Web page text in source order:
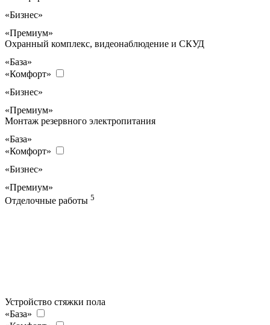
«Бизнес»
«Премиум»
Охранный комплекс, видеонаблюдение и СКУД
«База»
«Комфорт»
«Бизнес»
«Премиум»
Монтаж резервного электропитания
«База»
«Комфорт»
«Бизнес»
«Премиум»
Отделочные работы 5
Устройство стяжки пола
«База»